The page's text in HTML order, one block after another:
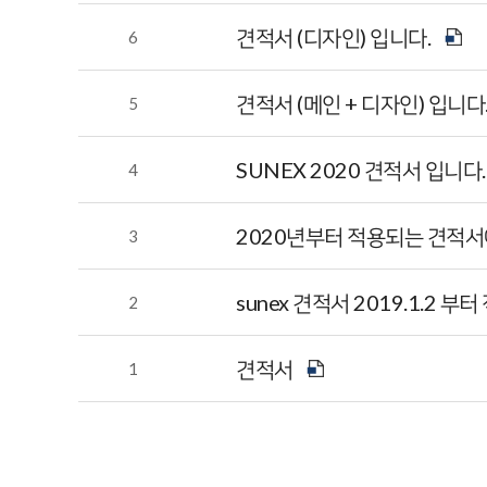
6 견적서 (디자인) 입니다.
5 견적서 (메인 + 디자인) 입니
4 SUNEX 2020 견적서 입니다.
3 2020년부터 적용되는 견적서
2 sunex 견적서 2019.1.2 부터
1 견적서